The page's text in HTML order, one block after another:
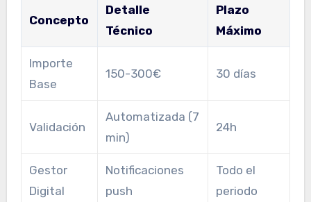
Concepto
Detalle
Técnico
Plazo
Máximo
Importe
Base
150-300€ 30 días
Validación
Automatizada (7
min)
24h
Gestor
Digital
Notificaciones
push
Todo el
periodo